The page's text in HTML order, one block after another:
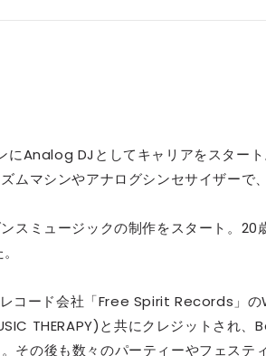
にAnalog DJとしてキャリアをスタート
ムマシンやアナログシンセサイザーで
スミュージックの制作をスタート。20
コード会社「Free Spirit Records」
THERAPY)と共にクレジットされ
その後も数々のパーティーやフェステ